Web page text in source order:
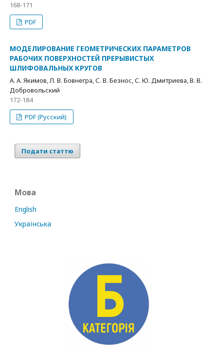
168-171
PDF
МОДЕЛИРОВАНИЕ ГЕОМЕТРИЧЕСКИХ ПАРАМЕТРОВ
РАБОЧИХ ПОВЕРХНОСТЕЙ ПРЕРЫВИСТЫХ
ШЛИФОВАЛЬНЫХ КРУГОВ
А. А. Якимов, Л. В. Бовнегра, С. В. Безнос, С. Ю. Дмитриева, В. В.
Добровольский
172-184
PDF (Русский)
Подати статтю
Мова
English
Українська